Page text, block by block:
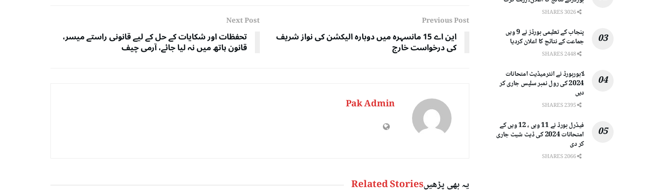
Previous Post
این اے 15 مانسہرہ میں دوبارہ الیکشن کی نواز شریف
کی درخواست خارج
Next Post
تحفظات اور شکایات کے حل کے لیے قانونی راستے میسر،
قانون ہاتھ میں نہ لیا جائے، آرمی چیف
Pak Admin
یہ بھی پڑھیںRelated Stories
پنجاب کے تعلیمی بورڈز نے 9 ویں
جماعت کے نتائج کا اعلان کردیا
لاہوربورڈ نے انٹرمیڈیٹ امتحانات
2024 کی رول نمبر سلپس جاری کر
دیں
فیڈرل بورڈ نے 11 ویں ، 12 ویں کے
امتحانات 2024 کی ڈیٹ شیٹ جاری
کر دی